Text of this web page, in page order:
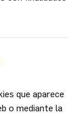
que aparece
o mediante la